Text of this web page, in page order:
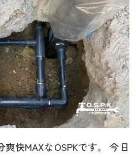
快MAXなOSPKです。 今日